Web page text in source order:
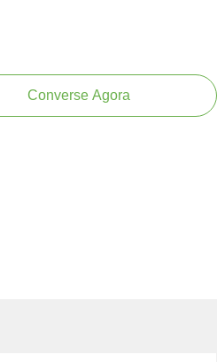
Converse Agora